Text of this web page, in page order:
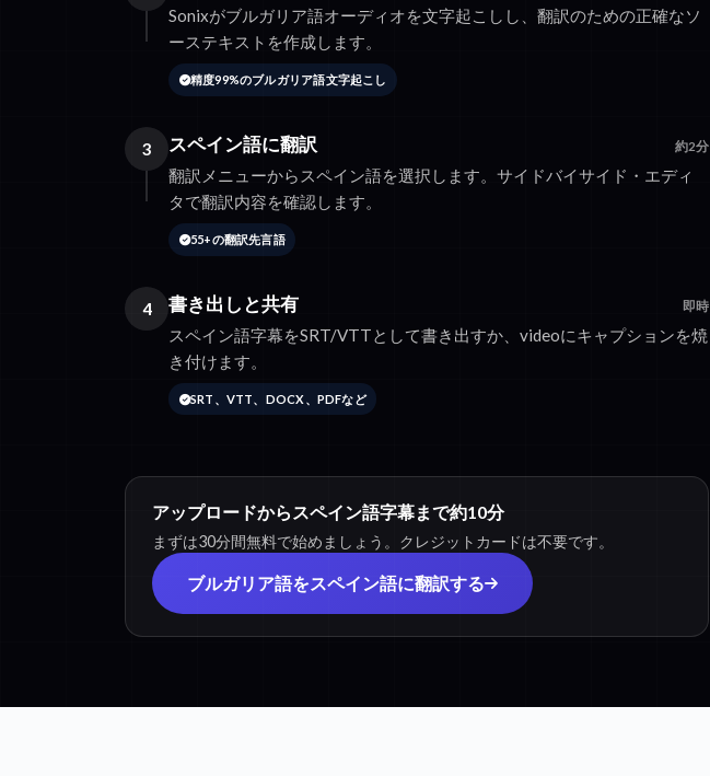
Sonixがブルガリア語オーディオを文字起こしし、翻訳のための正確なソ
ーステキストを作成します。
精度99%のブルガリア語文字起こし
3 スペイン語に翻訳 約2分
翻訳メニューからスペイン語を選択します。サイドバイサイド・エディ
タで翻訳内容を確認します。
55+の翻訳先言語
4 書き出しと共有 即時
スペイン語字幕をSRT/VTTとして書き出すか、videoにキャプションを焼
き付けます。
SRT、VTT、DOCX、PDFなど
アップロードからスペイン語字幕まで約10分
まずは30分間無料で始めましょう。クレジットカードは不要です。
ブルガリア語をスペイン語に翻訳する